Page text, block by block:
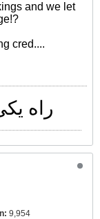
and we let
cred....
راه
9,954